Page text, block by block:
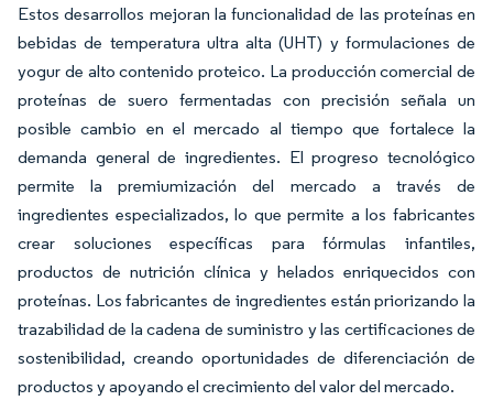
Estos desarrollos mejoran la funcionalidad de las proteínas en
bebidas de temperatura ultra alta (UHT) y formulaciones de
yogur de alto contenido proteico. La producción comercial de
proteínas de suero fermentadas con precisión señala un
posible cambio en el mercado al tiempo que fortalece la
demanda general de ingredientes. El progreso tecnológico
permite la premiumización del mercado a través de
ingredientes especializados, lo que permite a los fabricantes
crear soluciones específicas para fórmulas infantiles,
productos de nutrición clínica y helados enriquecidos con
proteínas. Los fabricantes de ingredientes están priorizando la
trazabilidad de la cadena de suministro y las certificaciones de
sostenibilidad, creando oportunidades de diferenciación de
productos y apoyando el crecimiento del valor del mercado.